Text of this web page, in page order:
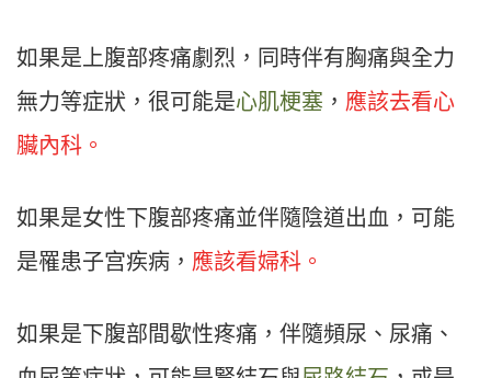
如果是上腹部疼痛劇烈，同時伴有胸痛與全力
無力等症狀，很可能是心肌梗塞 ， 應該去看心
臟內科。
如果是女性下腹部疼痛並伴隨陰道出血，可能
是罹患子宫疾病， 應該看婦科。
如果是下腹部間歇性疼痛，伴隨頻尿、尿痛、